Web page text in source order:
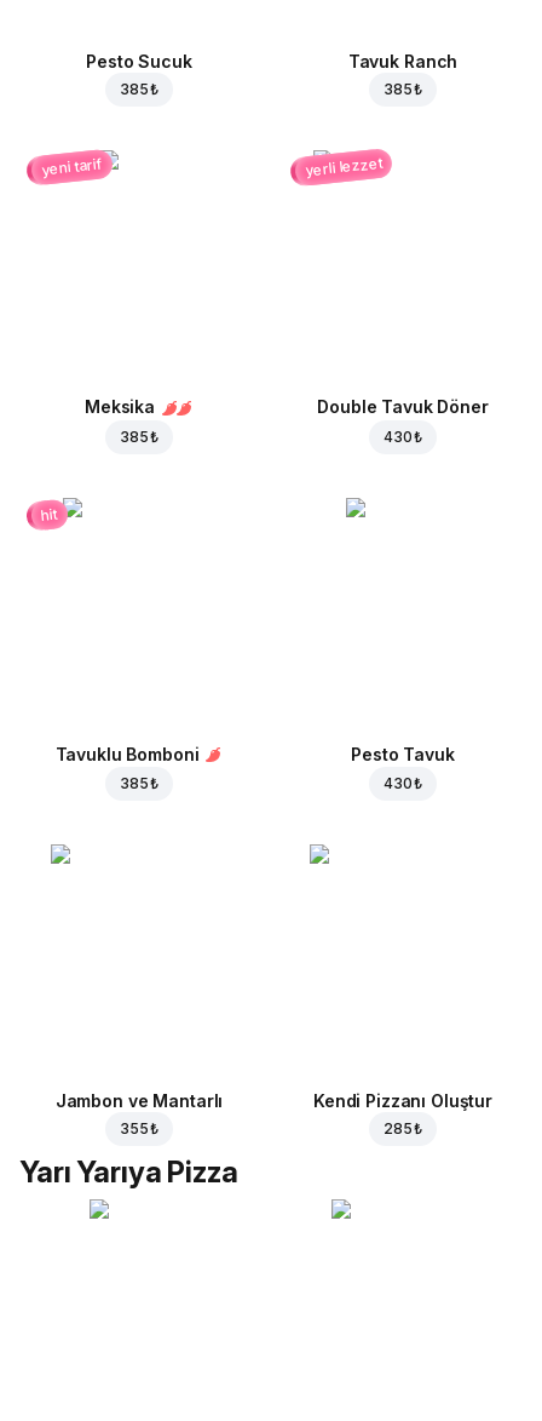
Pesto Sucuk
385 ₺
Tavuk Ranch
385 ₺
yeni tarif
Meksika
385 ₺
yerli lezzet
Double Tavuk Döner
430 ₺
hit
Tavuklu Bomboni
385 ₺
Pesto Tavuk
430 ₺
Jambon ve Mantarlı
355 ₺
Kendi Pizzanı Oluştur
285 ₺
Yarı Yarıya Pizza